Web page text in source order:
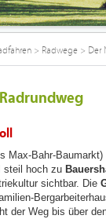
> Radwege> Der
Max-Bahr-
steil hoch zu
sichtbar. Die
der Weg bis über